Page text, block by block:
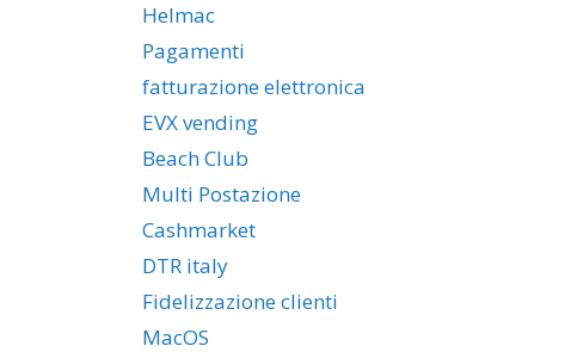
Helmac
Pagamenti
fatturazione elettronica
EVX vending
Beach Club
Multi Postazione
Cashmarket
DTR italy
Fidelizzazione clienti
MacOS